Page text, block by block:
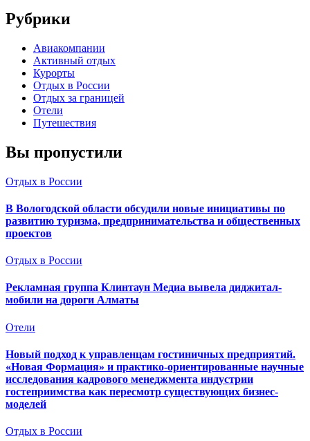
Рубрики
Авиакомпании
Активный отдых
Курорты
Отдых в России
Отдых за границей
Отели
Путешествия
Вы пропустили
Отдых в России
В Вологодской области обсудили новые инициативы по
развитию туризма, предпринимательства и общественных
проектов
Отдых в России
Рекламная группа Клинтаун Медиа вывела диджитал-
мобили на дороги Алматы
Отели
Новый подход к управленцам гостиничных предприятий.
«Новая Формация» и практико-ориентированные научные
исследования кадрового менеджмента индустрии
гостеприимства как пересмотр существующих бизнес-
моделей
Отдых в России